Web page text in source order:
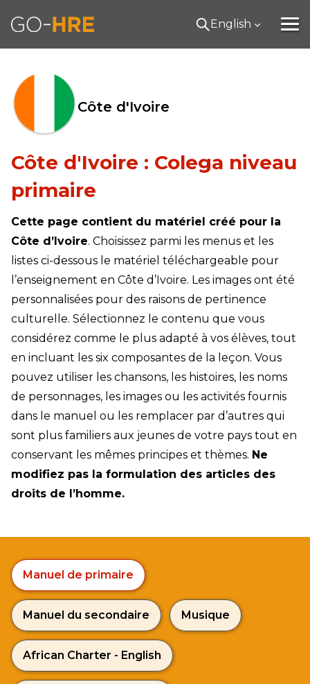
English
Côte d'Ivoire
Côte d'Ivoire : Colega niveau
primaire
Cette page contient du matériel créé pour la
Côte d’Ivoire. Choisissez parmi les menus et les
listes ci-dessous le matériel téléchargeable pour
l’enseignement en Côte d’Ivoire. Les images ont été
personnalisées pour des raisons de pertinence
culturelle. Sélectionnez le contenu que vous
considérez comme le plus adapté à vos élèves, tout
en incluant les six composantes de la leçon. Vous
pouvez utiliser les chansons, les histoires, les noms
de personnages, les images ou les activités fournis
dans le manuel ou les remplacer par d’autres qui
sont plus familiers aux jeunes de votre pays tout en
conservant les mêmes principes et thèmes. Ne
modifiez pas la formulation des articles des
droits de l’homme.
Manuel de primaire
Manuel du secondaire Musique
African Charter - English